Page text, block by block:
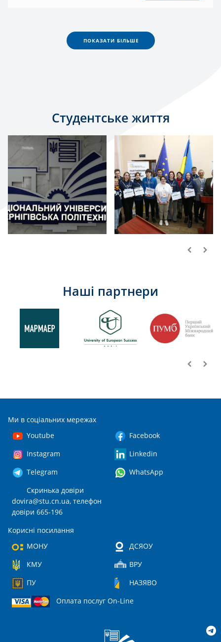
ПОКАЗАТИ БІЛЬШЕ
Студентське життя
Наші партнери
Ми в соціальних мережах
Youtube
Facebook
Instagram
Linkedin
Telegram
WhatsApp
Скринька довіри
dovira@stu.cn.ua, телефон
довіри 665-196
Корисні посилання
МОНУ
ДСЯОУ
КМУ
ВРУ
ПУ
НАЗЯВО
Оплата послуг On-Line